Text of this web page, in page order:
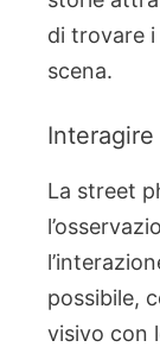
di trovare
scena.
La street
possibile,
visivo con